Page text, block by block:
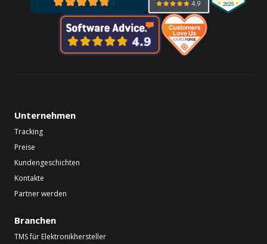
Unternehmen
Tracking
Preise
Kundengeschichten
Kontakte
Partner werden
Branchen
TMS für Elektronikhersteller